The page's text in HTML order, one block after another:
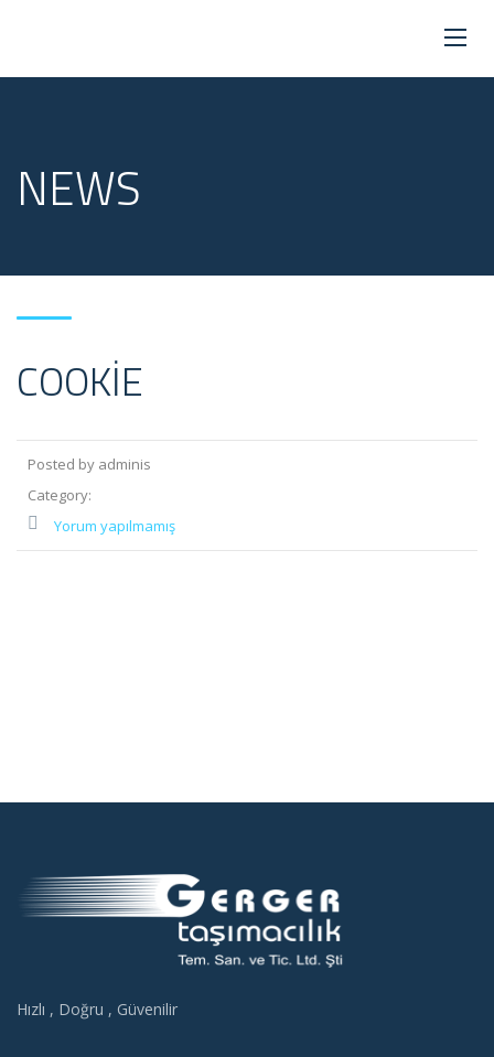
NEWS
COOKIE
Posted by adminis
Category:
Yorum yapılmamış
Hızlı , Doğru , Güvenilir